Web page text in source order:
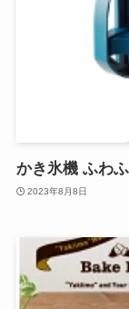
かき氷機 ふわ
2023年8月8日